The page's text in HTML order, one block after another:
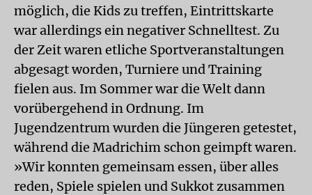
möglich, die Kids zu treffen, Eintrittskarte
war allerdings ein negativer Schnelltest. Zu
der Zeit waren etliche Sportveranstaltungen
abgesagt worden, Turniere und Training
fielen aus. Im Sommer war die Welt dann
vorübergehend in Ordnung. Im
Jugendzentrum wurden die Jüngeren getestet,
während die Madrichim schon geimpft waren.
»Wir konnten gemeinsam essen, über alles
reden, Spiele spielen und Sukkot zusammen